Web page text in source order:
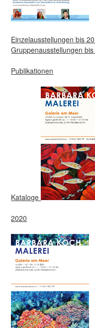
Einzelausstellungen bis
Gruppenausstellungen
Publikationen
Kataloge
2020